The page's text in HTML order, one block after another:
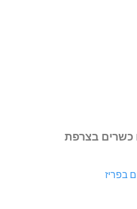
כשרים בצרפת